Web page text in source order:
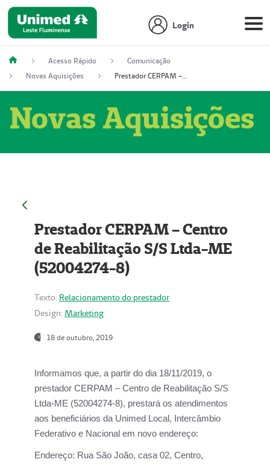
Login
Acesso Rápido
Comunicação
Novas Aquisições
Prestador CERPAM – Centro de Reabilitação S/S Ltda-ME (52004274-8)
Novas Aquisições
Prestador CERPAM – Centro
de Reabilitação S/S Ltda-ME
(52004274-8)
Texto: Relacionamento do prestador
Design: Marketing
18 de outubro, 2019
Informamos que, a partir do dia 18/11/2019, o
prestador CERPAM – Centro de Reabilitação S/S
Ltda-ME (52004274-8), prestará os atendimentos
aos beneficiários da Unimed Local, Intercâmbio
Federativo e Nacional em novo endereço:
Endereço: Rua São João, casa 02, Centro,